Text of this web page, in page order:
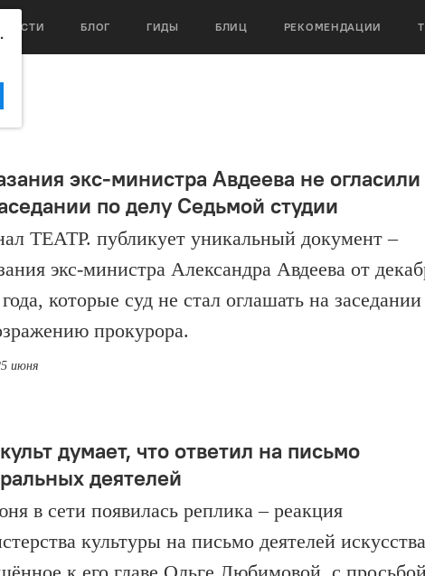
БЛОГ ГИДЫ БЛИЦ РЕКОМЕНДАЦИИ
экс-министра Авдеева не огласили
по делу Седьмой студии
ТЕАТР. публикует уникальный документ –
экс-министра Александра Авдеева от
которые суд не стал оглашать на заседании
прокурора.
июня
думает, что ответил на письмо
деятелей
в сети появилась реплика – реакция
культуры на письмо деятелей